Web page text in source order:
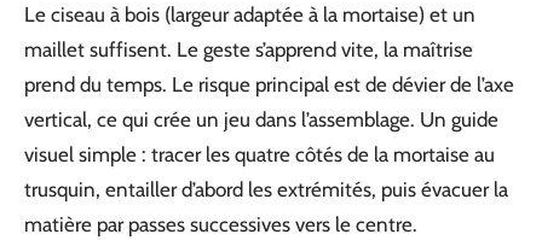
Le ciseau à bois (largeur adaptée à la mortaise) et un
maillet suffisent. Le geste s’apprend vite, la maîtrise
prend du temps. Le risque principal est de dévier de l’axe
vertical, ce qui crée un jeu dans l’assemblage. Un guide
visuel simple : tracer les quatre côtés de la mortaise au
trusquin, entailler d’abord les extrémités, puis évacuer la
matière par passes successives vers le centre.